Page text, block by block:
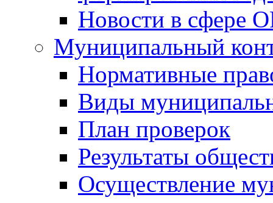
Новости в сфере
Муниципальный
Нормативные
Виды
План проверок
Результаты
Осуществление